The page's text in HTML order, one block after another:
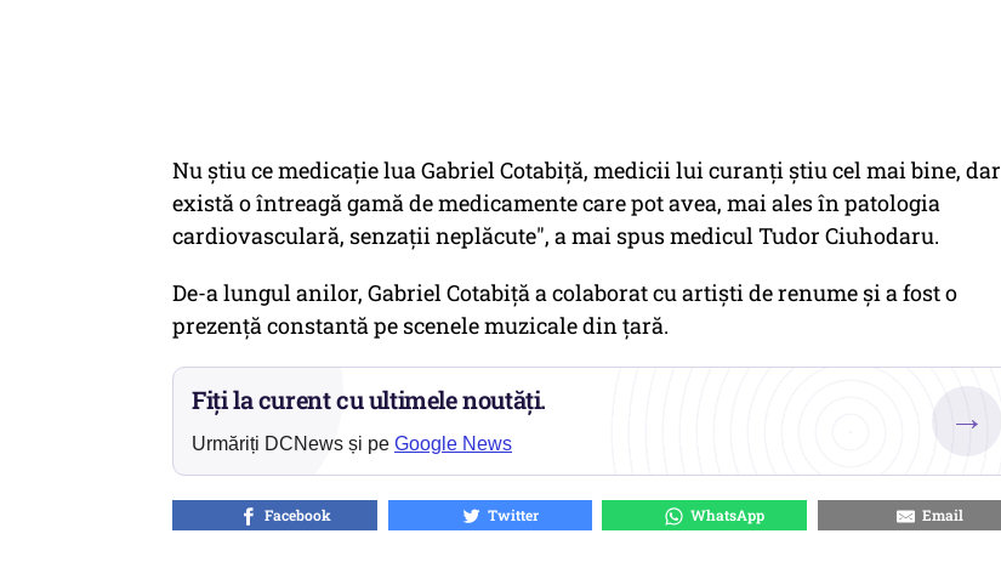
Nu știu ce medicație lua Gabriel Cotabiță, medicii lui curanți știu cel mai bine, dar
există o întreagă gamă de medicamente care pot avea, mai ales în patologia
cardiovasculară, senzații neplăcute", a mai spus medicul Tudor Ciuhodaru.
De-a lungul anilor, Gabriel Cotabiță a colaborat cu artiști de renume și a fost o
prezență constantă pe scenele muzicale din țară.
Fiți la curent cu ultimele noutăți.
Urmăriți DCNews și pe Google News
→
Facebook Twitter WhatsApp Email